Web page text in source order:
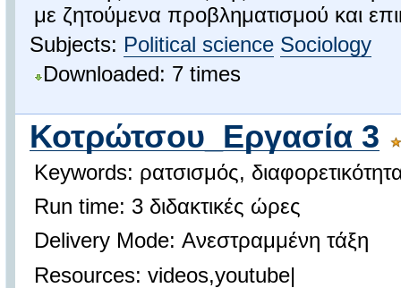
με ζητούμενα προβληματισμού και
Subjects: Political science Sociology
Downloaded: 7 times
Κοτρώτσου_Εργασία 3
Keywords: ρατσισμός,
Run time: 3 διδακτικές ώρες
Delivery Mode: Ανεστραμμένη τάξη
Resources: videos,youtube|